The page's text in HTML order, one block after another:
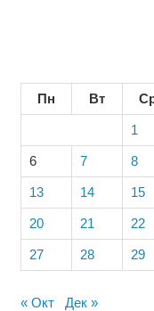
Пн
Вт
1
6 7 8
13 14 15
20 21 22
27 28 29
« Окт Дек »